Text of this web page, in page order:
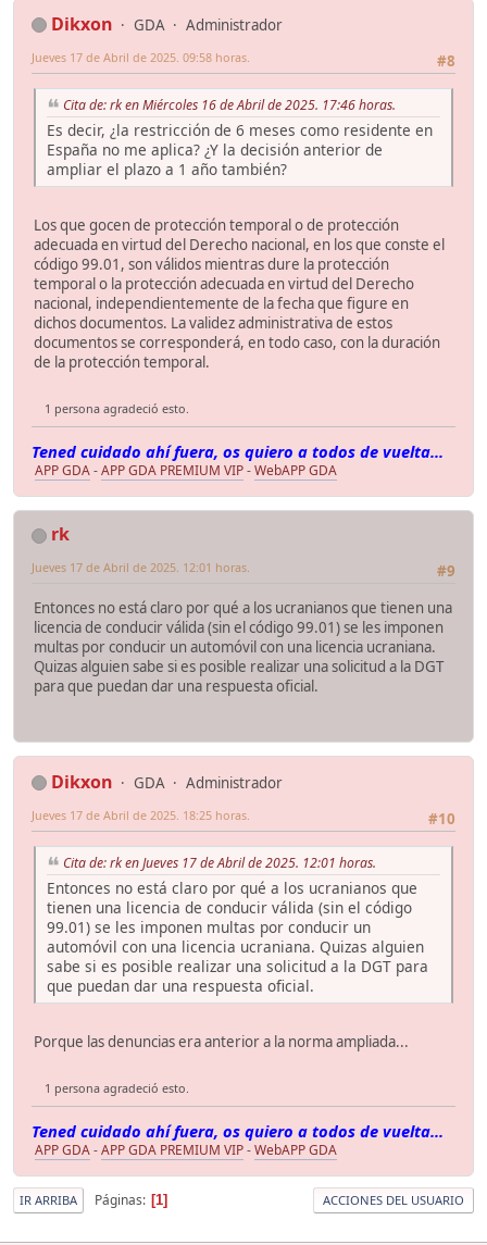
Dikxon GDA
Administrador
#8
Jueves 17 de Abril de 2025. 09:58 horas.
Cita de: rk en Miércoles 16 de Abril de 2025. 17:46 horas.
Es decir, ¿la restricción de 6 meses como residente en
España no me aplica? ¿Y la decisión anterior de
ampliar el plazo a 1 año también?
Los que gocen de protección temporal o de protección
adecuada en virtud del Derecho nacional, en los que conste el
código 99.01, son válidos mientras dure la protección
temporal o la protección adecuada en virtud del Derecho
nacional, independientemente de la fecha que figure en
dichos documentos. La validez administrativa de estos
documentos se corresponderá, en todo caso, con la duración
de la protección temporal.
1 persona agradeció esto.
Tened cuidado ahí fuera, os quiero a todos de vuelta...
APP GDA-APP GDA PREMIUM VIP-WebAPP GDA
rk
#9
Jueves 17 de Abril de 2025. 12:01 horas.
Entonces no está claro por qué a los ucranianos que tienen una
licencia de conducir válida (sin el código 99.01) se les imponen
multas por conducir un automóvil con una licencia ucraniana.
Quizas alguien sabe si es posible realizar una solicitud a la DGT
para que puedan dar una respuesta oficial.
Dikxon GDA
Administrador
#10
Jueves 17 de Abril de 2025. 18:25 horas.
Cita de: rk en Jueves 17 de Abril de 2025. 12:01 horas.
Entonces no está claro por qué a los ucranianos que
tienen una licencia de conducir válida (sin el código
99.01) se les imponen multas por conducir un
automóvil con una licencia ucraniana. Quizas alguien
sabe si es posible realizar una solicitud a la DGT para
que puedan dar una respuesta oficial.
Porque las denuncias era anterior a la norma ampliada...
1 persona agradeció esto.
Tened cuidado ahí fuera, os quiero a todos de vuelta...
APP GDA-APP GDA PREMIUM VIP-WebAPP GDA
IR ARRIBA Páginas 1 ACCIONES DEL USUARIO